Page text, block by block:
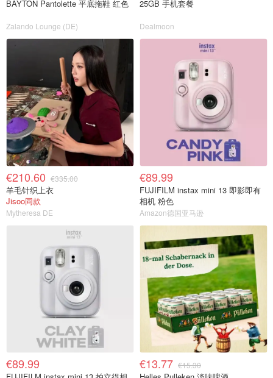
BAYTON Pantolette 平底拖鞋 红色
Zalando Lounge (DE)
25GB 手机套餐
Dealmoon
€210.60 €335.00
羊毛针织上衣
Jisoo同款
Mytheresa DE
€89.99
FUJIFILM instax mini 13 即影即有
相机 粉色
Amazon德国亚马逊
€89.99 €13.77 €15.30